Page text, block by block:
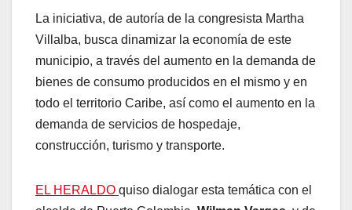
La iniciativa, de autoría de la congresista Martha
Villalba, busca dinamizar la economía de este
municipio, a través del aumento en la demanda de
bienes de consumo producidos en el mismo y en
todo el territorio Caribe, así como el aumento en la
demanda de servicios de hospedaje,
construcción, turismo y transporte.
EL HERALDO quiso dialogar esta temática con el